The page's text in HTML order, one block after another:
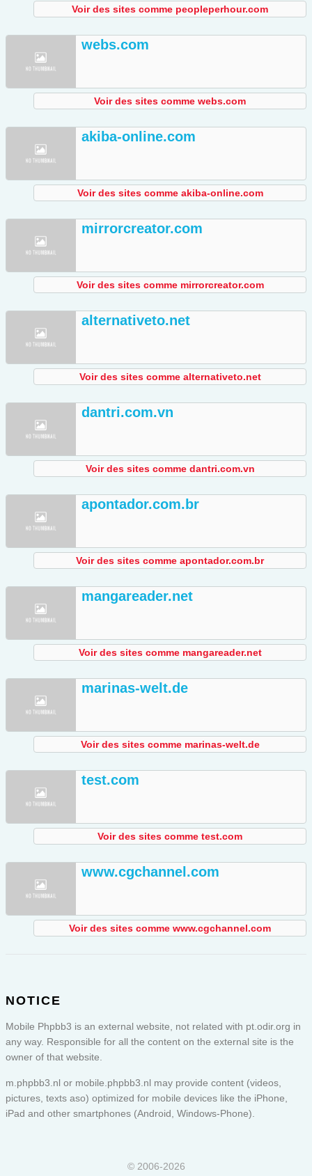
Voir des sites comme peopleperhour.com
webs.com
Voir des sites comme webs.com
akiba-online.com
Voir des sites comme akiba-online.com
mirrorcreator.com
Voir des sites comme mirrorcreator.com
alternativeto.net
Voir des sites comme alternativeto.net
dantri.com.vn
Voir des sites comme dantri.com.vn
apontador.com.br
Voir des sites comme apontador.com.br
mangareader.net
Voir des sites comme mangareader.net
marinas-welt.de
Voir des sites comme marinas-welt.de
test.com
Voir des sites comme test.com
www.cgchannel.com
Voir des sites comme www.cgchannel.com
NOTICE
Mobile Phpbb3 is an external website, not related with pt.odir.org in
any way. Responsible for all the content on the external site is the
owner of that website.
m.phpbb3.nl or mobile.phpbb3.nl may provide content (videos,
pictures, texts aso) optimized for mobile devices like the iPhone,
iPad and other smartphones (Android, Windows-Phone).
© 2006-2026